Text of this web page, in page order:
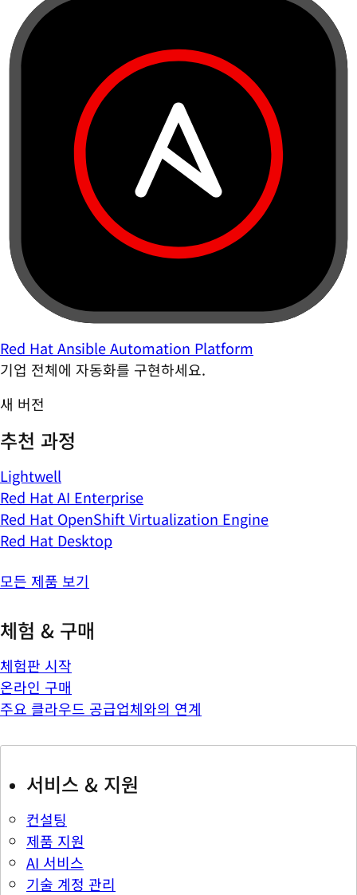
Red Hat Ansible Automation Platform
기업 전체에 자동화를 구현하세요.
새 버전
추천 과정
Lightwell
Red Hat AI Enterprise
Red Hat OpenShift Virtualization Engine
Red Hat Desktop
모든 제품 보기
체험 & 구매
체험판 시작
온라인 구매
주요 클라우드 공급업체와의 연계
서비스 & 지원
컨설팅
제품 지원
AI 서비스
기술 계정 관리